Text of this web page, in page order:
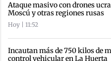
Ataque masivo con drones
Moscú y otras regiones rusas
Hoy | 11:52
Incautan más de 750 kilos de
control vehicular en La Huerta